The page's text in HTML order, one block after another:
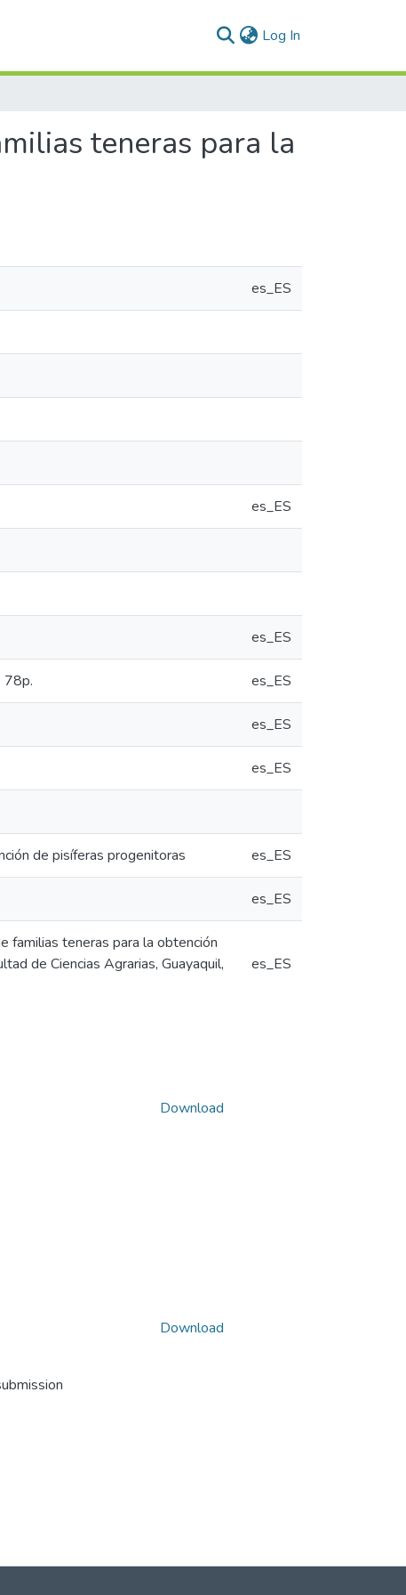
Log In
teneras para la
es_ES
es_ES
es_ES
78p. es_ES
es_ES
es_ES
de pisíferas progenitoras es_ES
es_ES
familias teneras para la obtención
de Ciencias Agrarias, Guayaquil,
es_ES
Download
Download